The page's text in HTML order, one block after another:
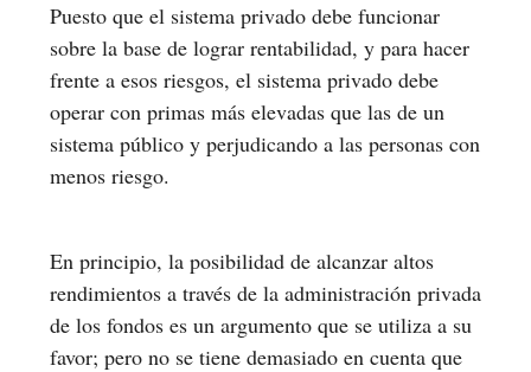
Puesto que el sistema privado debe funcionar
sobre la base de lograr rentabilidad, y para hacer
frente a esos riesgos, el sistema privado debe
operar con primas más elevadas que las de un
sistema público y perjudicando a las personas con
menos riesgo.
En principio, la posibilidad de alcanzar altos
rendimientos a través de la administración privada
de los fondos es un argumento que se utiliza a su
favor; pero no se tiene demasiado en cuenta que